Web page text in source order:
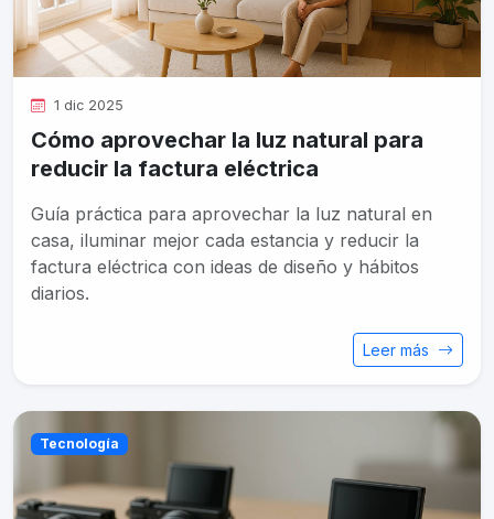
1 dic 2025
Cómo aprovechar la luz natural para
reducir la factura eléctrica
Guía práctica para aprovechar la luz natural en
casa, iluminar mejor cada estancia y reducir la
factura eléctrica con ideas de diseño y hábitos
diarios.
Leer más
Tecnología